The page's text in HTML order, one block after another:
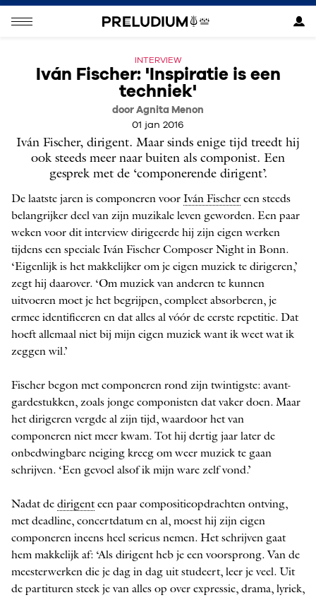
INTERVIEW
Iván Fischer: 'Inspiratie is een
techniek'
door Agnita Menon
01 jan 2016
Iván Fischer, dirigent. Maar sinds enige tijd treedt hij
ook steeds meer naar buiten als componist. Een
gesprek met de ‘componerende dirigent’.
De laatste jaren is componeren voor Iván Fischer een steeds
belangrijker deel van zijn muzikale leven geworden. Een paar
weken voor dit interview dirigeerde hij zijn eigen werken
tijdens een speciale Iván Fischer Composer Night in Bonn.
‘Eigenlijk is het makkelijker om je eigen muziek te dirigeren,’
zegt hij daarover. ‘Om muziek van anderen te kunnen
uitvoeren moet je het begrijpen, compleet absorberen, je
ermee identificeren en dat alles al vóór de eerste repetitie. Dat
hoeft allemaal niet bij mijn eigen muziek want ik weet wat ik
zeggen wil.’
Fischer begon met componeren rond zijn twintigste: avant-
gardestukken, zoals jonge componisten dat vaker doen. Maar
het dirigeren vergde al zijn tijd, waardoor het van
componeren niet meer kwam. Tot hij dertig jaar later de
onbedwingbare neiging kreeg om weer muziek te gaan
schrijven. ‘Een gevoel alsof ik mijn ware zelf vond.’
Nadat de dirigenteen paar compositieopdrachten ontving,
met deadline, concertdatum en al, moest hij zijn eigen
componeren ineens heel serieus nemen. Het schrijven gaat
hem makkelijk af: ‘Als dirigent heb je een voorsprong. Van de
meesterwerken die je dag in dag uit studeert, leer je veel. Uit
de partituren steek je van alles op over expressie, drama, lyriek,